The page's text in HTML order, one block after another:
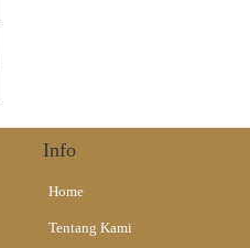
Info
Home
Tentang Kami